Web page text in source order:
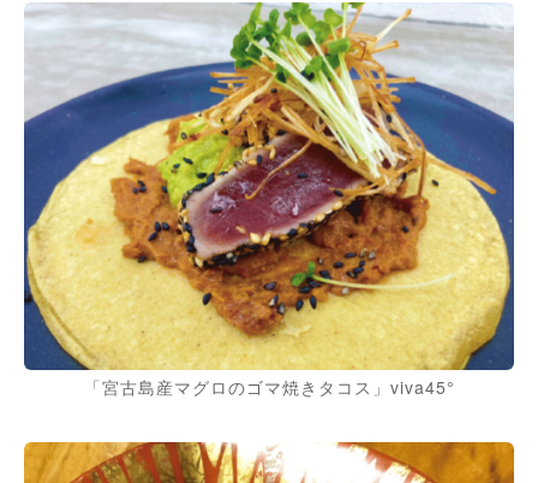
「宮古島産マグロのゴマ焼きタコス」viva45°